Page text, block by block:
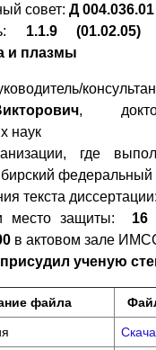
совет: Д 004.036.01
1.1.9
и плазмы
,
наук
где
федеральный
текста диссертации:
место защиты: 16
в актовом зале
ученую
файла